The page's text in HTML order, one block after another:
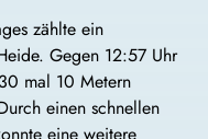
zählte ein
Gegen 12:57 Uhr
mal 10 Metern
einen schnellen